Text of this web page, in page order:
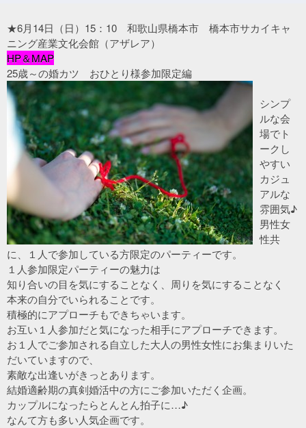
★6月14日（日）15：10 和歌山県橋本市 橋本市サカイキャ
ニング産業文化会館（アザレア）
HP＆MAP
25歳～の婚カツ おひとり様参加限定編
シンプ
ルな会
場でト
ークし
やすい
カジュ
アルな
雰囲気♪
男性女
性共
に、１人で参加している方限定のパーティーです。
１人参加限定パーティーの魅力は
知り合いの目を気にすることなく、周りを気にすることなく
本来の自分でいられることです。
積極的にアプローチもできちゃいます。
お互い１人参加だと気になった相手にアプローチできます。
お１人でご参加される自立した大人の男性女性にお集まりいた
だいていますので、
素敵な出逢いがきっとあります。
結婚適齢期の真剣婚活中の方にご参加いただく企画。
カップルになったらとんとん拍子に…♪
なんて方も多い人気企画です。